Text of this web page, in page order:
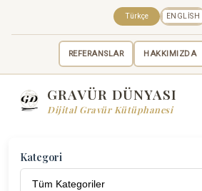
REFERANSLAR HAKKIMIZDA
Türkçe ENGLISH
GRAVÜR DÜNYASI
Dijital Gravür Kütüphanesi
Kategori